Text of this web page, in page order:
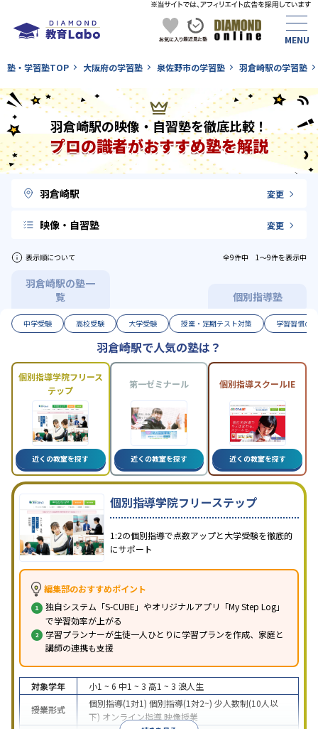
塾・学習塾TOP 大阪府の学習塾 泉佐野市の学習塾 羽倉崎駅の学習塾
羽倉崎駅の映像・自習塾を徹底比較！
プロの識者がおすすめ塾を解説
羽倉崎駅 変更
映像・自習塾 変更
表示順について 全9件中 1〜9件を表示中
羽倉崎駅の塾一
覧
個別指導塾
中学受験 高校受験 大学受験 授業・定期テスト対策 学習習慣の
羽倉崎駅で人気の塾は？
個別指導学院フリース
テップ
近くの教室を探す
第一ゼミナール
近くの教室を探す
個別指導スクールIE
近くの教室を探す
個別指導学院フリーステップ
1:2の個別指導で点数アップと大学受験を徹底的
にサポート
編集部のおすすめポイント
独自システム「S-CUBE」やオリジナルアプリ「My Step Log」
で学習効率が上がる
学習プランナーが生徒一人ひとりに学習プランを作成、家庭と
講師の連携も支援
対象学年 小1 ~ 6 中1 ~ 3 高1 ~ 3 浪人生
授業形式
個別指導(1対1) 個別指導(1対2~) 少人数制(10人以
下) オンライン指導映像授業